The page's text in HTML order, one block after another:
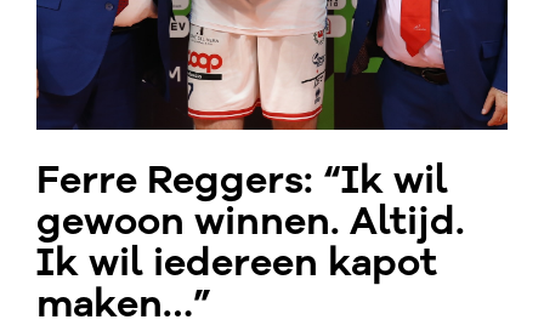
Ferre Reggers: “Ik wil
gewoon winnen. Altijd.
Ik wil iedereen kapot
maken…”